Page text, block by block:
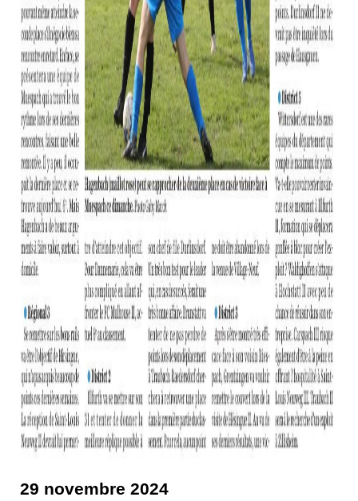
29 novembre 2024